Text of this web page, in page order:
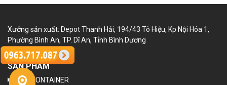
Xưởng sản xuất: Depot Thanh Hải, 194/43 Tô Hiệu, Kp Nội Hóa 1,
Phường Bình An, TP. Dĩ An, Tỉnh Bình Dương
SẢN PHẨM
NHÀ CONTAINER